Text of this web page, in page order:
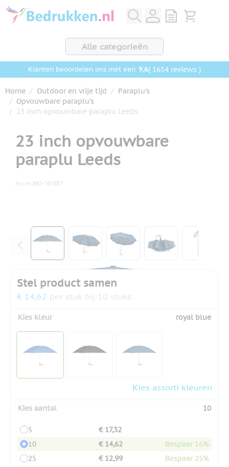
Ga naar de inhoud
View quote,
Bekijk
Alle categorieën
Klanten beoordelen ons met een 9,6( 1654 reviews )
Home / Outdoor en vrije tijd / Paraplu's
/ Opvouwbare paraplu's
/ 23 inch opvouwbare paraplu Leeds
23 inch opvouwbare
paraplu Leeds
Art.nr. MO-101857
View larger image
View larger imageView larger image
View larger
Stel product samen
€ 14,62 per stuk bij 10 stuks
Kies kleur royal blue
Kies assorti kleuren
Kies aantal 10
5
€ 17,32
10
€ 14,62
Bespaar 16%
25
€ 12,99
Bespaar 25%